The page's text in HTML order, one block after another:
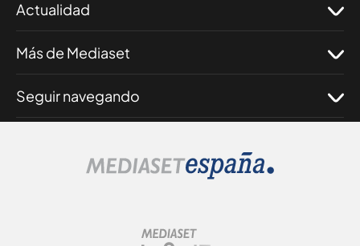
Actualidad
Más de Mediaset
Seguir navegando